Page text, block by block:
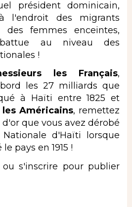
président dominicain,
l'endroit des migrants
des femmes enceintes,
au niveau des
!
les Français,
les 27 milliards que
à Haïti entre 1825 et
les Américains, remettez
que vous avez dérobé
d'Haïti lorsque
pays en 1915 !
ou s'inscrire pour publier